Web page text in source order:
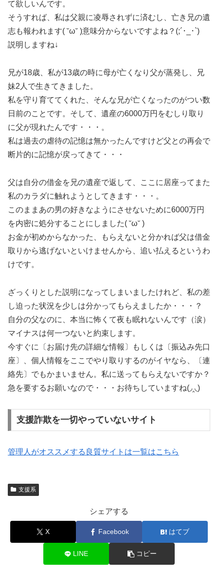
て欲しいんです。
そうすれば、私は父親に凌辱されずに済むし、亡き兄の遺
志も報われます( ˘ω˘ )意味分からないですよね？(;´･_･`)
説明しますね↓
兄が18歳、私が13歳の時に母が亡くなり父が蒸発し、兄
妹2人で生きてきました。
私を守り育ててくれた、そんな兄が亡くなったのがつい数
日前のことです。そして、遺産の6000万円をむしり取り
に父が現れたんです・・・。
私は過去の虐待の記憶は無かったんですけど父との再会で
断片的に記憶が戻ってきて・・・
父は自分の借金を兄の遺産で返して、ここに居座ってまた
私のカラダに触れようとしてきます・・・。
このままあの男の好きなようにさせないために6000万円
を内密に処分することにしました( ˘ω˘ )
お金が初めからなかった、もらえないと分かれば父は借金
取りから逃げないといけませんから、追い払えるというわ
けです。
ざっくりとした説明になってしまいましたけれど、私の差
し迫った状況を少しは分かってもらえましたか・・・？
自分の父なのに、本当に怖くて夜も眠れないんです（涙）
マイナスは何一つないと約束します。
今すぐに〔お届け先の詳細な情報〕もしくは〔振込み先口
座〕、個人情報をここでやり取りするのがイヤなら、〔連
絡先〕でもかまいません。私に送ってもらえないですか？
急を要するお願いなので・・・お待ちしていますね(◞‸◟)
支援詐欺を一切やっていないサイト
管理人がオススメする良質サイトは一覧はこちら
支援系
シェアする
X Facebook はてブ
LINE コピー